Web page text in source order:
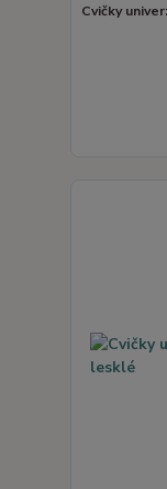
Cvičky